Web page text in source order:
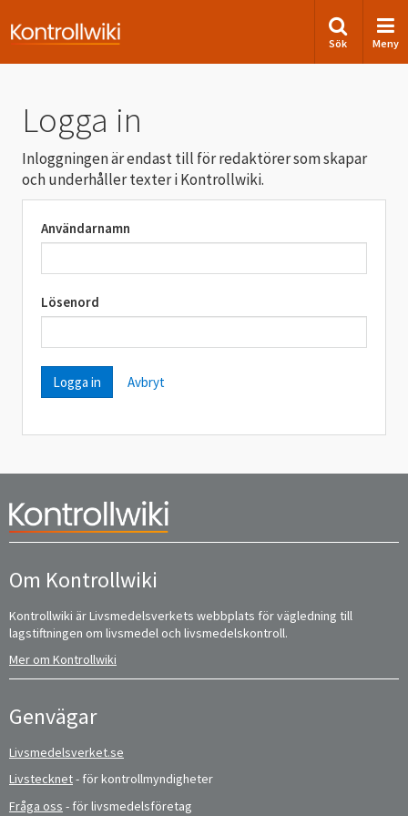
Sök Meny
Logga in
Inloggningen är endast till för redaktörer som skapar
och underhåller texter i Kontrollwiki.
Användarnamn
Lösenord
Avbryt
Om Kontrollwiki
Kontrollwiki är Livsmedelsverkets webbplats för vägledning till
lagstiftningen om livsmedel och livsmedelskontroll.
Mer om Kontrollwiki
Genvägar
Livsmedelsverket.se
Livstecknet- för kontrollmyndigheter
Fråga oss - för livsmedelsföretag